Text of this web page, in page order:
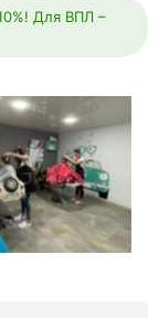
Для ВПЛ –